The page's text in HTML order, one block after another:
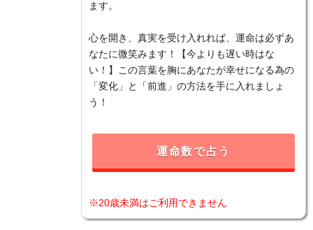
ます。
心を開き、真実を受け入れれば、運命は必ずあ
なたに微笑みます！【今よりも遅い時はな
い！】この言葉を胸にあなたが幸せになる為の
「変化」と「前進」の方法を手に入れましょ
う！
運命数で占う
※20歳未満はご利用できません